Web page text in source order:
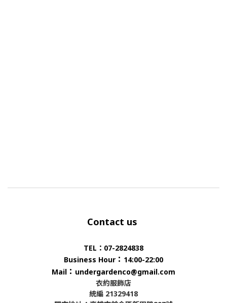
Contact us
TEL：07-2824838
Business Hour ： 14:00-22:00
Mail ： undergardenco@gmail.com
衣約服飾店
統編 21329418